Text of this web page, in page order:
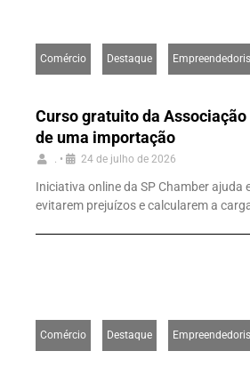
Comércio Destaque
Curso gratuito da
de uma importação
. • 24 de julho de 2026
Iniciativa online da SP Chamber
evitarem prejuízos e calcularem a
Comércio Destaque